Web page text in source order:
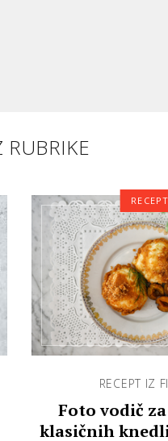
RUBRIKE
RECEPT IZ
Foto vodič
klasičnih